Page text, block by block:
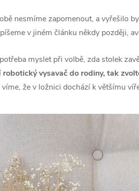
nesmíme zapomenout, a vyřešilo
v jiném článku někdy později,
myslet při volbě, zda stolek
robotický vysavač do rodiny, tak
že v ložnici dochází k většímu